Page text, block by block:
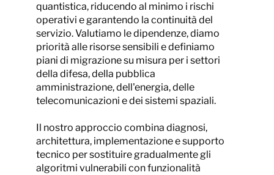
quantistica, riducendo al minimo i rischi
operativi e garantendo la continuità del
servizio. Valutiamo le dipendenze, diamo
priorità alle risorse sensibili e definiamo
piani di migrazione su misura per i settori
della difesa, della pubblica
amministrazione, dell'energia, delle
telecomunicazioni e dei sistemi spaziali.
Il nostro approccio combina diagnosi,
architettura, implementazione e supporto
tecnico per sostituire gradualmente gli
algoritmi vulnerabili con funzionalità